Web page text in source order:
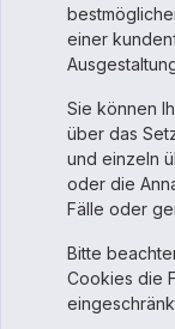
einer
Sie können
über das
und einzeln
oder die
Fälle oder
Bitte
Cookies die